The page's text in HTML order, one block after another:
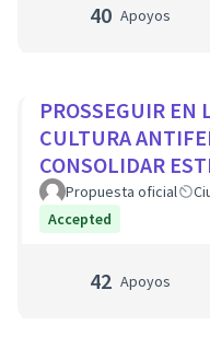
40 Apoyos
PROSSEGUIR EN
CULTURA
CONSOLIDAR
VISIBILITZACIÓ
DEMOCRÀTICA
Propuesta oficial
Accepted
42 Apoyos